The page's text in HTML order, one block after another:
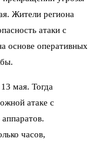
Жители региона
атаки с
основе оперативных
мая. Тогда
атаке с
часов,